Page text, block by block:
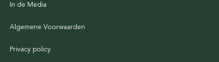
In de Media
Algemene Voorwaarden
Privacy policy